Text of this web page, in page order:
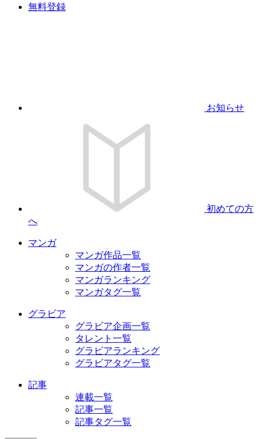
無料登録
お知らせ
初めての方
へ
マンガ
マンガ作品一覧
マンガの作者一覧
マンガランキング
マンガタグ一覧
グラビア
グラビア企画一覧
タレント一覧
グラビアランキング
グラビアタグ一覧
記事
連載一覧
記事一覧
記事タグ一覧